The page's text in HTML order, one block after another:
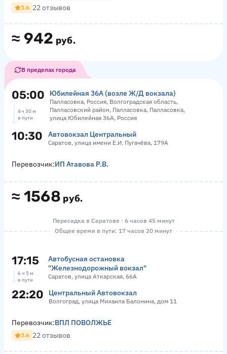
≈ 942 руб.
3.6 22 отзывов
В пределах города
05:00 Юбилейная 36А (возле Ж/Д вокзала)
Палласовка, Россия, Волгоградская область,
Палласовский район, Палласовка, Палласовка,
улица Юбилейная 36А, Россия
4 ч 30 м
в пути
10:30 Автовокзал Центральный
Саратов, улица имени Е.И. Пугачёва, 179А
≈ 1568 руб.
Перевозчик:ИП Атавова Р.В.
Пересадка в Саратове · 6 часов 45 минут
Общее время в пути: 17 часов 20 минут
17:15
Автобусная остановка
"Железнодорожный вокзал"
Саратов, улица Аткарская, 66А
6 ч 5 м
в пути
22:20 Центральный Автовокзал
Волгоград, улица Михаила Балонина, дом 11
Перевозчик:ВПЛ ПОВОЛЖЬЕ
3.6 22 отзывов